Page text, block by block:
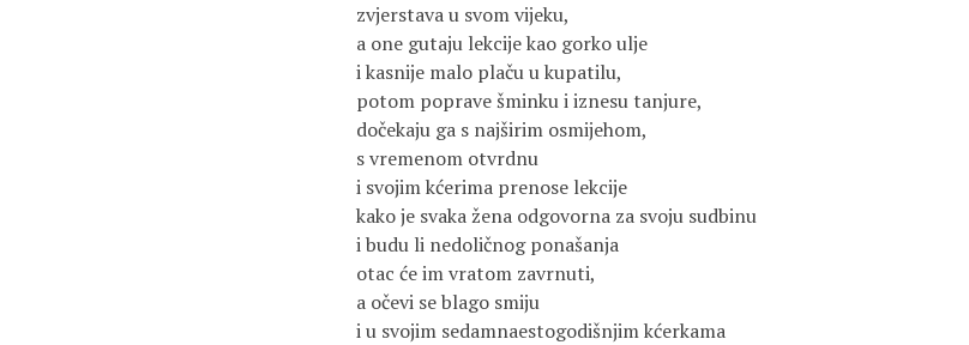
zvjerstava u svom vijeku,
a one gutaju lekcije kao gorko ulje
i kasnije malo plaču u kupatilu,
potom poprave šminku i iznesu tanjure,
dočekaju ga s najširim osmijehom,
s vremenom otvrdnu
i svojim kćerima prenose lekcije
kako je svaka žena odgovorna za svoju sudbinu
i budu li nedoličnog ponašanja
otac će im vratom zavrnuti,
a očevi se blago smiju
i u svojim sedamnaestogodišnjim kćerkama